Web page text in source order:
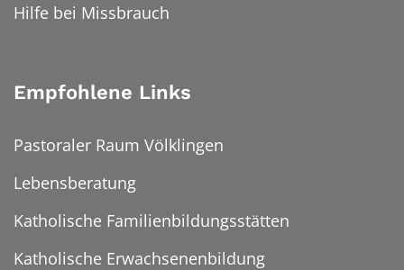
Hilfe bei Missbrauch
Empfohlene Links
Pastoraler Raum Völklingen
Lebensberatung
Katholische Familienbildungsstätten
Katholische Erwachsenenbildung